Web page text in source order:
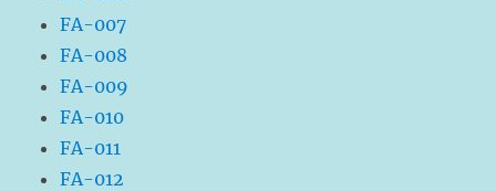
FA-007
FA-008
FA-009
FA-010
FA-011
FA-012